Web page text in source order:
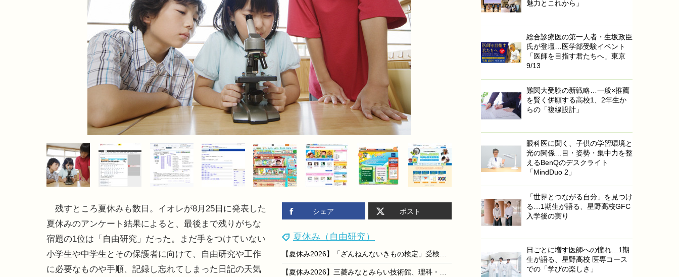
シェア ポスト
夏休み（自由研究）
【夏休み2026】「ざんねんないきもの検定」受検者に自由研究シート提供
【夏休み2026】三菱みなとみらい技術館、理科・算数のふしぎ教室8/8
残すところ夏休みも数日。イオレが8月25日に発表した
夏休みのアンケート結果によると、最後まで残りがちな
宿題の1位は「自由研究」だった。まだ手をつけていない
小学生や中学生とその保護者に向けて、自由研究や工作
に必要なものや手順、記録し忘れてしまった日記の天気
魅力とこれから」
総合診療医の第一人者・生坂政臣
氏が登壇…医学部受験イベント
「医師を目指す君たちへ」東京
9/13
難関大受験の新戦略…一般×推薦
を賢く併願する高校1、2年生か
らの「複線設計」
眼科医に聞く、子供の学習環境と
光の関係…目・姿勢・集中力を整
えるBenQのデスクライト
「MindDuo 2」
「世界とつながる自分」を見つけ
る…1期生が語る、星野高校GFC
入学後の実り
日ごとに増す医師への憧れ…1期
生が語る、星野高校 医専コース
での「学びの楽しさ」